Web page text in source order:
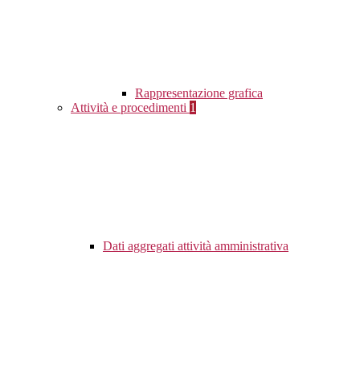
Rappresentazione grafica
Attività e procedimenti 1
Dati aggregati attività amministrativa